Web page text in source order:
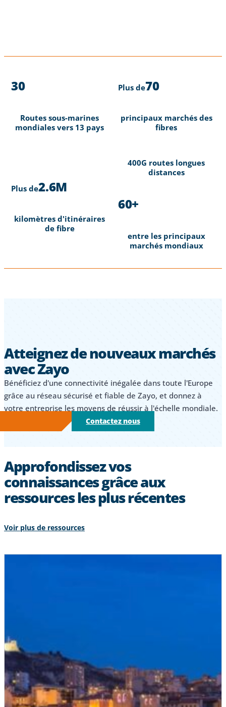
30
Routes sous-marines
mondiales vers 13 pays
Plus de70
principaux marchés des
fibres
Plus de2.6M
kilomètres d'itinéraires
de fibre
400G routes longues
distances
60+
entre les principaux
marchés mondiaux
Atteignez de nouveaux marchés
avec Zayo
Bénéficiez d'une connectivité inégalée dans toute l'Europe
grâce au réseau sécurisé et fiable de Zayo, et donnez à
votre entreprise les moyens de réussir à l'échelle mondiale.
Contactez nous
Approfondissez vos
connaissances grâce aux
ressources les plus récentes
Voir plus de ressources